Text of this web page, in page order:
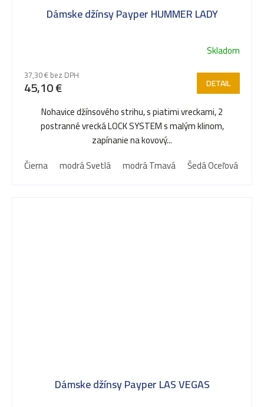
Dámske džínsy Payper HUMMER LADY
Skladom
37,30 € bez DPH
45,10 € DETAIL
Nohavice džínsového strihu, s piatimi vreckami, 2
postranné vrecká LOCK SYSTEM s malým klinom,
zapínanie na kovový...
Čierna
modrá Svetlá modrá Tmavá Šedá Oceľová
Dámske džínsy Payper LAS VEGAS